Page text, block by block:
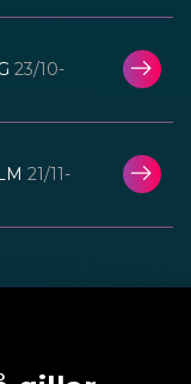
23/10-
21/11-